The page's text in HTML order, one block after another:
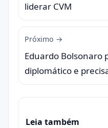
liderar CVM
Próximo →
Eduardo Bolsonaro
diplomático e
Leia também